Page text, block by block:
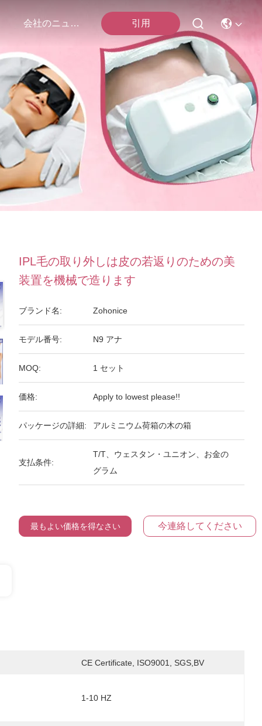
会社のニュース 引用
IPL毛の取り外しは皮の若返りのための美
装置を機械で造ります
ブランド名: Zohonice
モデル番号: N9 アナ
MOQ: 1 セット
価格: Apply to lowest please!!
パッケージの詳細: アルミニウム荷箱の木の箱
支払条件:
T/T、ウェスタン・ユニオン、お金の
グラム
最もよい価格を得なさい 今連絡してください
CE Certificate, ISO9001, SGS,BV
1-10 HZ